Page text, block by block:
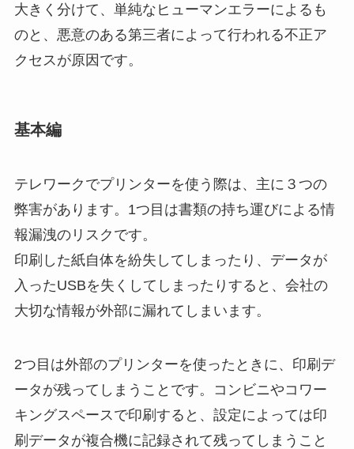
大きく分けて、単純なヒューマンエラーによるも
のと、悪意のある第三者によって行われる不正ア
クセスが原因です。
基本編
テレワークでプリンターを使う際は、主に３つの
弊害があります。1つ目は書類の持ち運びによる情
報漏洩のリスクです。
印刷した紙自体を紛失してしまったり、データが
入ったUSBを失くしてしまったりすると、会社の
大切な情報が外部に漏れてしまいます。
2つ目は外部のプリンターを使ったときに、印刷デ
ータが残ってしまうことです。コンビニやコワー
キングスペースで印刷すると、設定によっては印
刷データが複合機に記録されて残ってしまうこと